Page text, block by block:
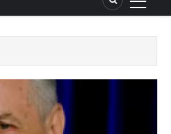
e iFood facilitam financiamento